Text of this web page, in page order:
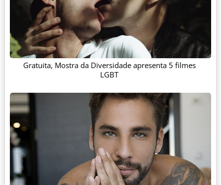
Gratuita, Mostra da Diversidade apresenta 5 filmes
LGBT